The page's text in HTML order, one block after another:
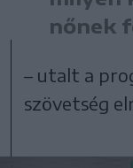
nőnek
– utalt a
szövetség